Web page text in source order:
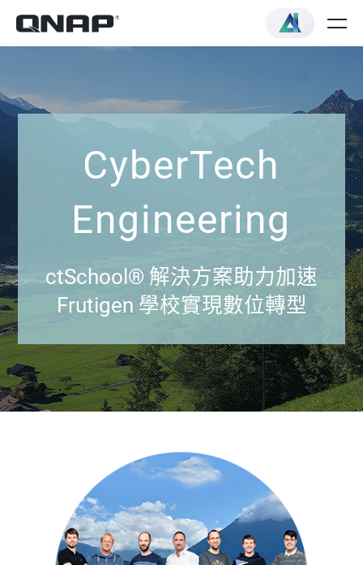
CyberTech
Engineering
ctSchool® 解決方案助力加速
Frutigen 學校實現數位轉型